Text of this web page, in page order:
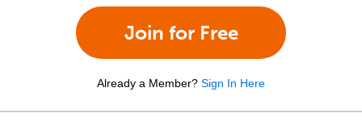
Join for Free
Already a Member? Sign In Here